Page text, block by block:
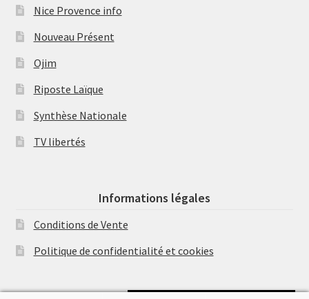
Nice Provence info
Nouveau Présent
Ojim
Riposte Laïque
Synthèse Nationale
TV libertés
Informations légales
Conditions de Vente
Politique de confidentialité et cookies